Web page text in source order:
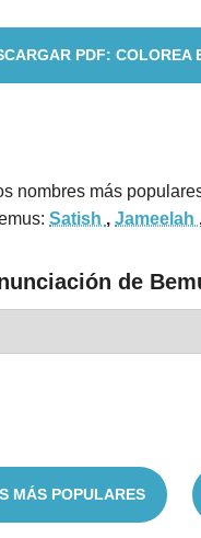
PDF: COLOREA
nombres más
Satish , Jameelah
de
MÁS POPULARES